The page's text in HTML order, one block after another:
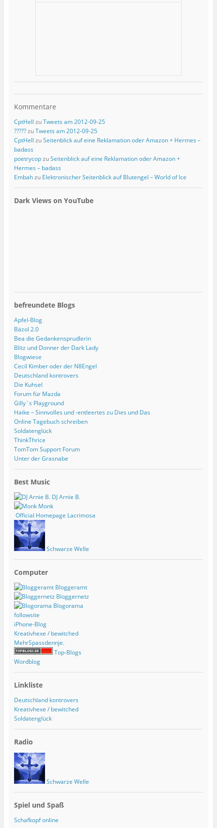
Kommentare
CptHell zuTweets am 2012-09-25
?????zuTweets am 2012-09-25
CptHell zuSeitenblick auf eine Reklamation oder Amazon + Hermes –
badass
poetrycopzuSeitenblick auf eine Reklamation oder Amazon +
Hermes – badass
Embahzu Elektronischer Seitenblick auf Blutengel – World of Ice
Dark Views on YouTube
befreundete Blogs
Apfel-Blog
Bäzol 2.0
Bea die Gedankensprudlerin
Blitz und Donner der Dark Lady
Blogwiese
Cecil Kimber oder der N8Engel
Deutschland kontrovers
Die Kuhsel
Forum für Mazda
Gilly´s Playground
Haike – Sinnvolles und -entleertes zu Dies und Das
Online Tagebuch schreiben
Soldatenglück
ThinkThrice
TomTom Support Forum
Unter der Grasnabe
Best Music
DJ Arnie B.
Monk
Official Homepage Lacrimosa
Schwarze Welle
Computer
Bloggeramt
Bloggernetz
Blogorama
followsite
iPhone-Blog
Kreativhexe / bewitched
MehrSpassdennje.
Top-Blogs
Wordblog
Linkliste
Deutschland kontrovers
Kreativhexe / bewitched
Soldatenglück
Radio
Schwarze Welle
Spiel und Spaß
Schafkopf online